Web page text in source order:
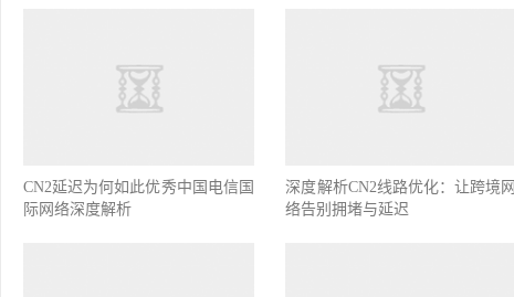
CN2延迟为何如此优秀中国电信国
际网络深度解析
深度解析CN2线路优化：让跨境网
络告别拥堵与延迟